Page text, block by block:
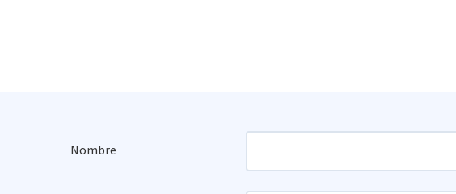
Nombre